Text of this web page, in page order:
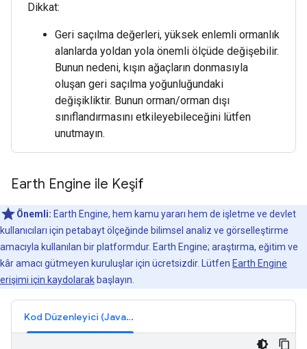
Dikkat:
Geri saçılma değerleri, yüksek enlemli ormanlık
alanlarda yoldan yola önemli ölçüde değişebilir.
Bunun nedeni, kışın ağaçların donmasıyla
oluşan geri saçılma yoğunluğundaki
değişikliktir. Bunun orman/orman dışı
sınıflandırmasını etkileyebileceğini lütfen
unutmayın.
Earth Engine ile Keşif
Önemli: Earth Engine, hem kamu yararı hem de işletme ve devlet
kullanıcıları için petabayt ölçeğinde bilimsel analiz ve görselleştirme
amacıyla kullanılan bir platformdur. Earth Engine; araştırma, eğitim ve
kâr amacı gütmeyen kuruluşlar için ücretsizdir. Lütfen Earth Engine
erişimi için kaydolarak başlayın.
Kod Düzenleyici (JavaScript)